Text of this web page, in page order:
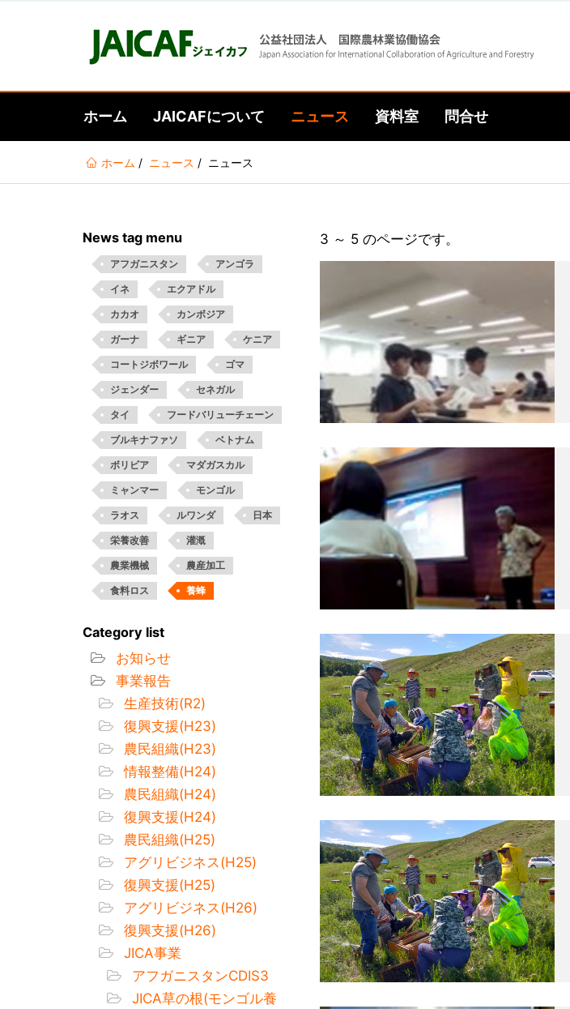
ホーム JAICAFについて ニュース 資料室 問合せ
ホーム ニュース ニュース
News tag menu
アフガニスタン アンゴラ
イネ エクアドル
カカオ カンボジア
ガーナ ギニア ケニア
コートジボワール ゴマ
ジェンダー セネガル
タイ フードバリューチェーン
ブルキナファソ ベトナム
ボリビア マダガスカル
ミャンマー モンゴル
ラオス ルワンダ 日本
栄養改善 灌漑
農業機械 農産加工
食料ロス 養蜂
Category list
お知らせ
事業報告
生産技術(R2)
復興支援(H23)
農民組織(H23)
情報整備(H24)
農民組織(H24)
復興支援(H24)
農民組織(H25)
アグリビジネス(H25)
復興支援(H25)
アグリビジネス(H26)
復興支援(H26)
JICA事業
アフガニスタンCDIS3
JICA草の根(モンゴル養
3 ～ 5 のページです。